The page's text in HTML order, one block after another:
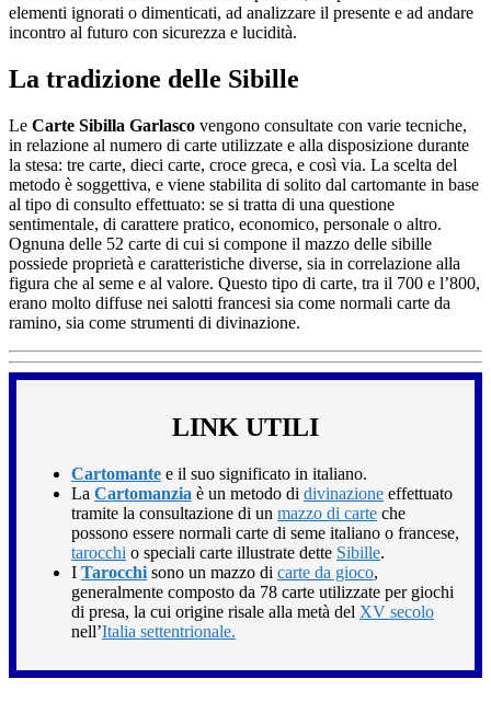
elementi ignorati o dimenticati, ad analizzare il presente e ad andare
incontro al futuro con sicurezza e lucidità.
La tradizione delle Sibille
Le Carte Sibilla Garlasco vengono consultate con varie tecniche,
in relazione al numero di carte utilizzate e alla disposizione durante
la stesa: tre carte, dieci carte, croce greca, e così via. La scelta del
metodo è soggettiva, e viene stabilita di solito dal cartomante in base
al tipo di consulto effettuato: se si tratta di una questione
sentimentale, di carattere pratico, economico, personale o altro.
Ognuna delle 52 carte di cui si compone il mazzo delle sibille
possiede proprietà e caratteristiche diverse, sia in correlazione alla
figura che al seme e al valore. Questo tipo di carte, tra il 700 e l’800,
erano molto diffuse nei salotti francesi sia come normali carte da
ramino, sia come strumenti di divinazione.
LINK UTILI
Cartomante e il suo significato in italiano.
La Cartomanzia è un metodo di divinazione effettuato
tramite la consultazione di un mazzo di carte che
possono essere normali carte di seme italiano o francese,
tarocchi o speciali carte illustrate dette Sibille.
I Tarocchi sono un mazzo di carte da gioco,
generalmente composto da 78 carte utilizzate per giochi
di presa, la cui origine risale alla metà del XV secolo
nell’Italia settentrionale.